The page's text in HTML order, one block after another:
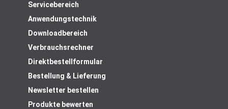
Servicebereich
Anwendungstechnik
Downloadbereich
Verbrauchsrechner
Direktbestellformular
Bestellung & Lieferung
Newsletter bestellen
Produkte bewerten